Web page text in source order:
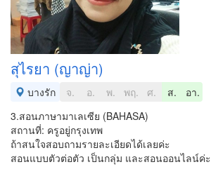
สุไรยา (ญาญ่า)
บางรัก จ. อ. พ. พฤ. ศ. ส.
อา.
3.สอนภาษามาเลเซีย (BAHASA)
สถานที่: ครูอยู่กรุงเทพ
ถ้าสนใจสอบถามรายละเอียดได้เลยค่ะ
สอนแบบตัวต่อตัว เป็นกลุ่ม และสอนออนไลน์ค่ะ